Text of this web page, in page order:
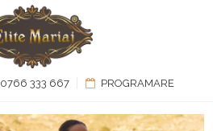
0766 333 667 PROGRAMARE